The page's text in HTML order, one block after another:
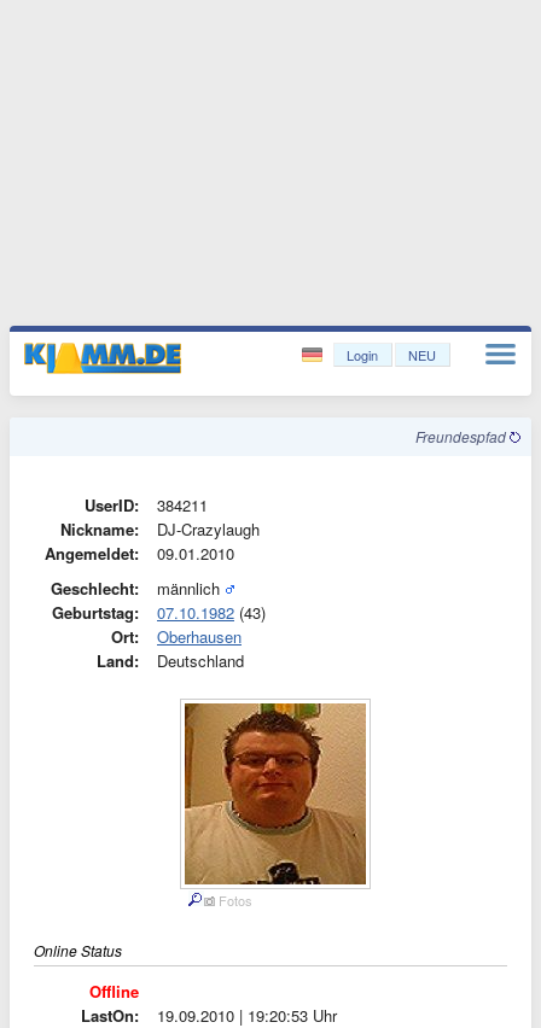
Login NEU
Freundespfad
UserID:
384211
Nickname:
DJ-Crazylaugh
Angemeldet:
09.01.2010
Geschlecht:
männlich
Geburtstag:
07.10.1982 (43)
Ort:
Oberhausen
Land:
Deutschland
Fotos
Online Status
Offline
LastOn:
19.09.2010 | 19:20:53 Uhr